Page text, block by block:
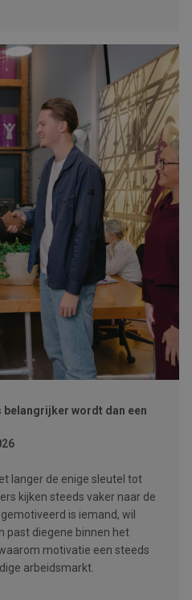
wordt dan een
langer de enige sleutel tot
kijken steeds vaker naar de
is iemand, wil
past diegene binnen het
motivatie een steeds
arbeidsmarkt.